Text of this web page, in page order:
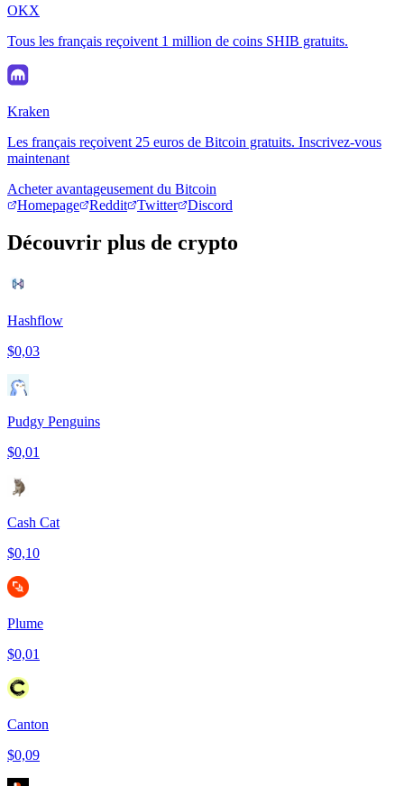
OKX
Tous les français reçoivent 1 million de coins SHIB gratuits.
Kraken
Les français reçoivent 25 euros de Bitcoin gratuits. Inscrivez-vous
maintenant
Acheter avantageusement du Bitcoin
Homepage
Reddit Twitter Discord
Découvrir plus de crypto
Hashflow
$0,03
Pudgy Penguins
$0,01
Cash Cat
$0,10
Plume
$0,01
Canton
$0,09